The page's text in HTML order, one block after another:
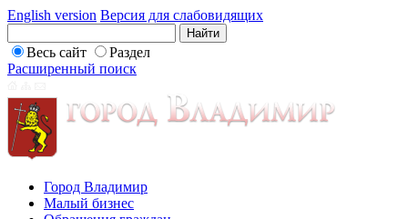
English version Версия для слабовидящих
Весь сайт
Раздел
Расширенный поиск
Город Владимир
Малый бизнес